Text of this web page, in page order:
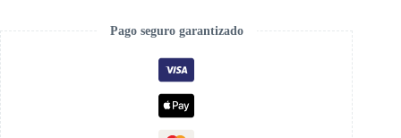
Pago seguro garantizado